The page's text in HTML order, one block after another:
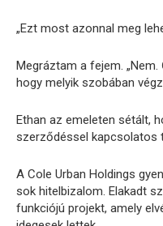
„Ezt most azonnal meg
Megráztam a fejem.
hogy melyik szobában
Ethan az emeleten sétált,
szerződéssel kapcsolatos
A Cole Urban Holdings
sok hitelbizalom. Elakadt
funkciójú projekt, amely